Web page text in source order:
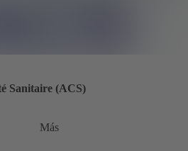
Sanitaire (ACS)
Más